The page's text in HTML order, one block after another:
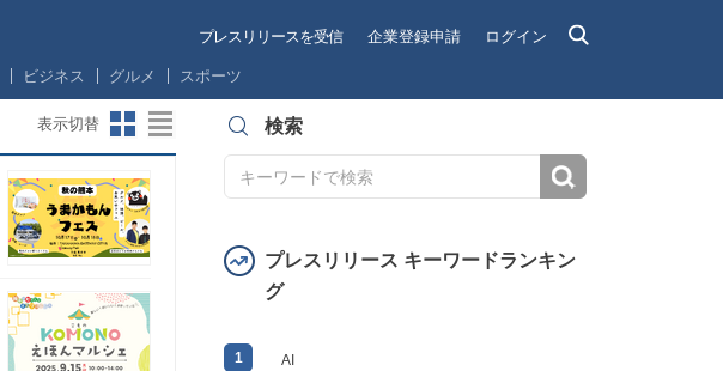
プレスリリースを受信 企業登録申請 ログイン
ビジネス グルメ スポーツ
表示切替 検索
プレスリリース キーワードランキン
グ
1 AI